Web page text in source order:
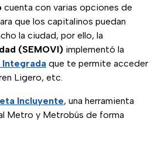
cuenta con varias opciones de
que los capitalinos puedan
la ciudad, por ello, la
(SEMOVI) implementó la
Integrada que te permite acceder
Ligero, etc.
Incluyente, una herramienta
Metro y Metrobús de forma